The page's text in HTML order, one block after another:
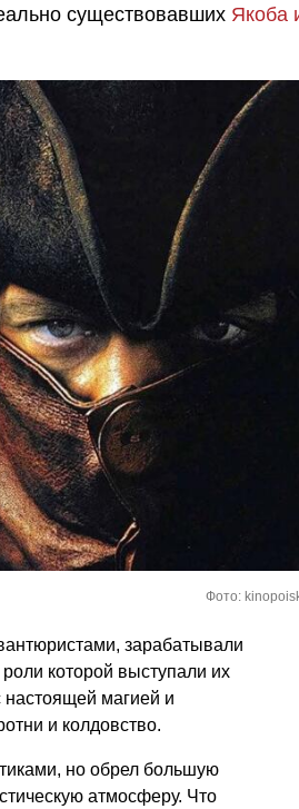
существовавших Якоба
Фото:
зарабатывали
которой выступали их
магией и
и колдовство.
но обрел большую
атмосферу. Что